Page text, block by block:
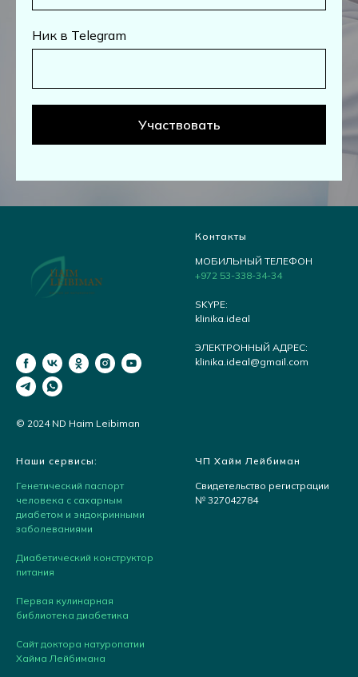
Ник в Telegram
Участвовать
© 2024 ND Haim Leibiman
Контакты
МОБИЛЬНЫЙ ТЕЛЕФОН
+972 53-338-34-34
SKYPE:
klinika.ideal
ЭЛЕКТРОННЫЙ АДРЕС:
klinika.ideal@gmail.com
Наши сервисы:
Генетический паспорт
человека с сахарным
диабетом и эндокринными
заболеваниями
Диабетический конструктор
питания
Первая кулинарная
библиотека диабетика
Сайт доктора натуропатии
Хайма Лейбимана
ЧП Хайм Лейбиман
Свидетельство регистрации
№ 327042784